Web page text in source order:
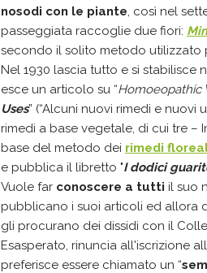
nosodi con le piante, così nel
passeggiata raccoglie due fiori:
secondo il solito metodo utilizzato
Nel 1930 lascia tutto e si stabilisce
esce un articolo su “Homoeopathic
Uses” (“Alcuni nuovi rimedi e nuovi
rimedi a base vegetale, di cui tre –
base del metodo dei rimedi
e pubblica il libretto "I dodici
Vuole far conoscere a tutti il suo
pubblicano i suoi articoli ed allora
gli procurano dei dissidi con il
Esasperato, rinuncia all'iscrizione
preferisce essere chiamato un “